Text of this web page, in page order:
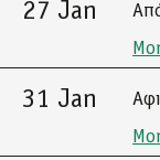
27 Jan
31 Jan